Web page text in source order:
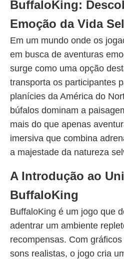
BuffaloKing:
Emoção da Vida
Em um mundo onde os
em busca de aventuras
surge como uma opção
transporta os participantes
planícies da América do
búfalos dominam a
mais do que apenas
imersiva que combina
a majestade da natureza
A Introdução ao
BuffaloKing
BuffaloKing é um jogo que
adentrar um ambiente
recompensas. Com
sons realistas, o jogo cria